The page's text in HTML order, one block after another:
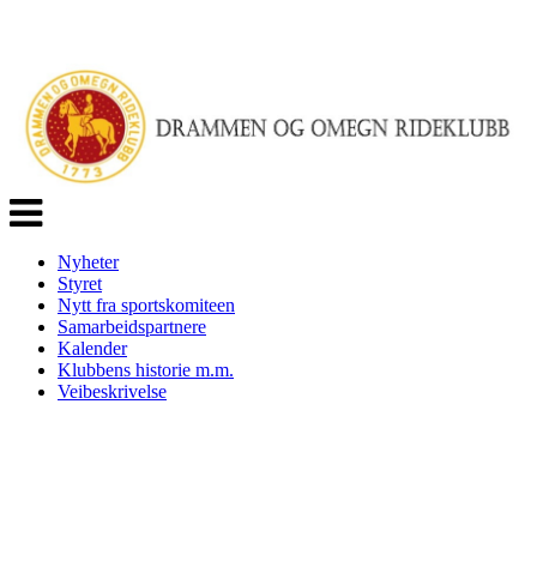
Veksle
navigasjon
Nyheter
Styret
Nytt fra sportskomiteen
Samarbeidspartnere
Kalender
Klubbens historie m.m.
Veibeskrivelse